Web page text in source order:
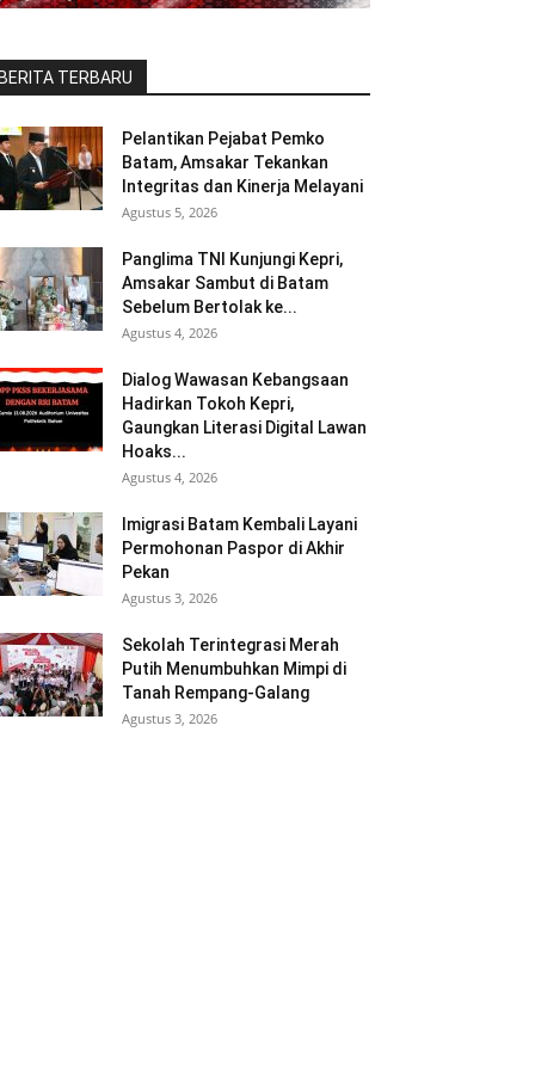
TERBARU
Pelantikan Pejabat Pemko
Batam, Amsakar Tekankan
Integritas dan Kinerja Melayani
Agustus 5, 2026
Panglima TNI Kunjungi Kepri,
Amsakar Sambut di Batam
Sebelum Bertolak ke...
Agustus 4, 2026
Dialog Wawasan Kebangsaan
Hadirkan Tokoh Kepri,
Gaungkan Literasi Digital Lawan
Hoaks...
Agustus 4, 2026
Imigrasi Batam Kembali Layani
Permohonan Paspor di Akhir
Pekan
Agustus 3, 2026
Sekolah Terintegrasi Merah
Putih Menumbuhkan Mimpi di
Tanah Rempang-Galang
Agustus 3, 2026